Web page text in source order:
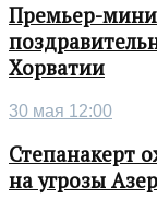
Премьер-
Хорватии
30 мая 12:00
Степанакерт
на угрозы